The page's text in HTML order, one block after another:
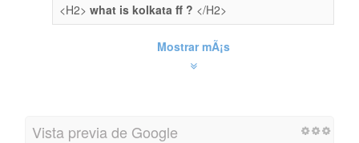
<H2> what is kolkata ff ? </H2>
Mostrar mÃ¡s
Vista previa de Google